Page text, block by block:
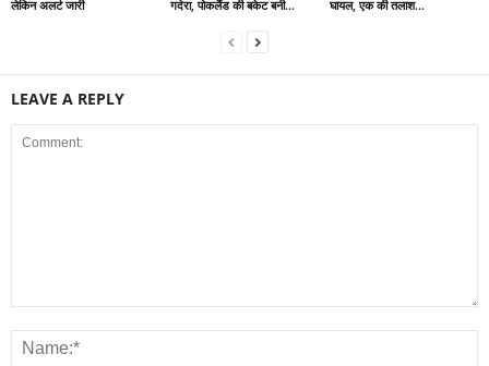
लेकिन अलर्ट जारी गदेरा, पोकलैंड की बकेट बनी... घायल, एक की तलाश...
LEAVE A REPLY